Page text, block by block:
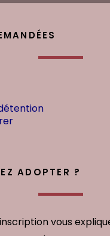
ADOPTER ?
vous